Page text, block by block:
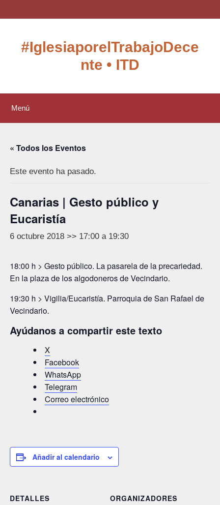
al
perfil
en
Twitter
O3aKKO5OgLDy6b6gQ
YouTube
#IglesiaporelTrabajoDece
nte • ITD
Menú
« Todos los Eventos
Este evento ha pasado.
Canarias | Gesto público y
Eucaristía
6 octubre 2018 >> 17:00 a 19:30
18:00 h > Gesto público. La pasarela de la precariedad.
En la plaza de los algodoneros de Vecindario.
19:30 h > Vigilia/Eucaristía. Parroquia de San Rafael de
Vecindario.
Ayúdanos a compartir este texto
X
Facebook
WhatsApp
Telegram
Correo electrónico
Añadir al calendario
DETALLES
ORGANIZADORES